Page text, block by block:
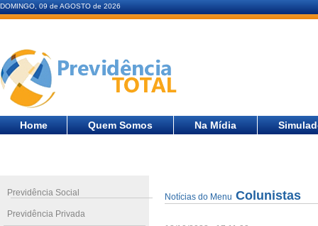
DOMINGO, 09 de AGOSTO de 2026
Home Quem Somos Na Mídia
Previdência Social
Previdência Privada
Notícias do Menu Colunistas